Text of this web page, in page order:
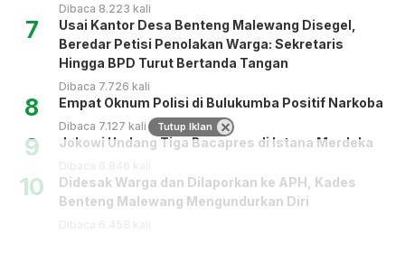
Dibaca 8.223 kali
7
Usai Kantor Desa Benteng Malewang Disegel,
Beredar Petisi Penolakan Warga: Sekretaris
Hingga BPD Turut Bertanda Tangan
Dibaca 7.726 kali
8 Empat Oknum Polisi di Bulukumba Positif Narkoba
Dibaca 7.127 kali
9 Jokowi Undang Tiga Bacapres di Istana Merdeka
10
Didesak Warga dan Dilaporkan ke APH, Kades
Benteng Malewang Mengundurkan Diri
Tutup Iklan